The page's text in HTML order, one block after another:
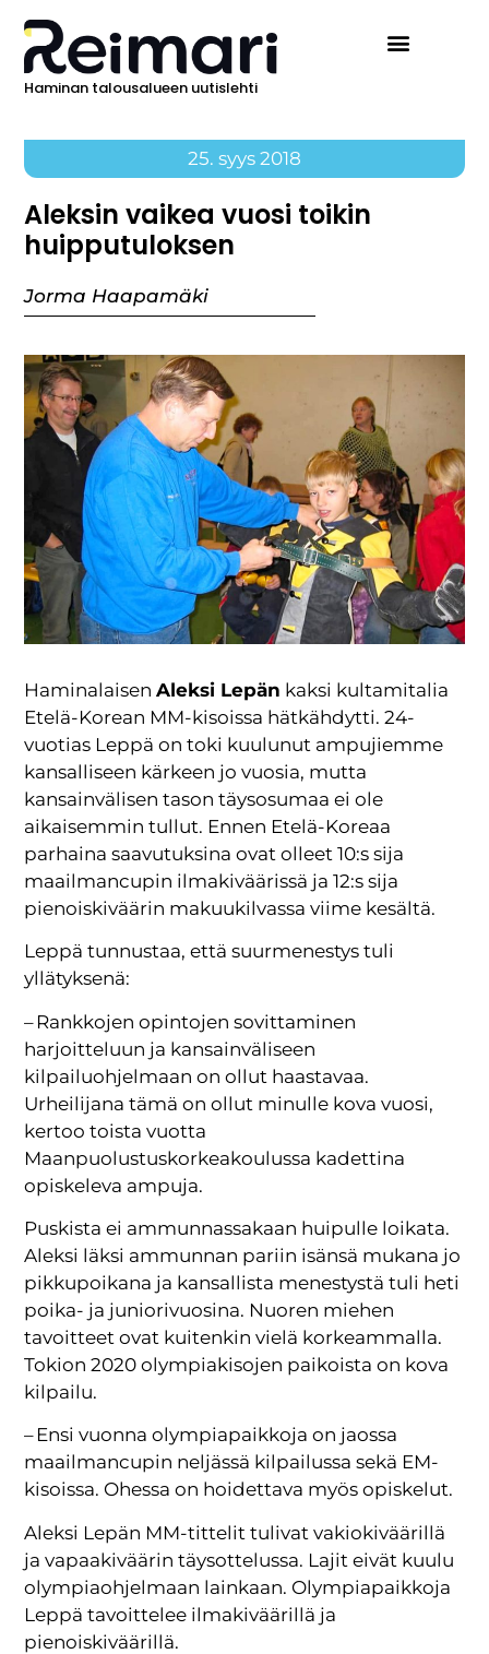
Haminan talousalueen uutislehti
25. syys 2018
Aleksin vaikea vuosi toikin
huipputuloksen
Jorma Haapamäki
HaminalaisenAleksi Lepän kaksi kultamitalia
Etelä-Korean MM-kisoissa hätkähdytti. 24-
vuotias Leppä on toki kuulunut ampujiemme
kansalliseen kärkeen jo vuosia, mutta
kansainvälisen tason täysosumaa ei ole
aikaisemmin tullut. Ennen Etelä-Koreaa
parhaina saavutuksina ovat olleet 10:s sija
maailmancupin ilmakiväärissä ja 12:s sija
pienoiskiväärin makuukilvassa viime kesältä.
Leppä tunnustaa, että suurmenestys tuli
yllätyksenä:
– Rankkojen opintojen sovittaminen
harjoitteluun ja kansainväliseen
kilpailuohjelmaan on ollut haastavaa.
Urheilijana tämä on ollut minulle kova vuosi,
kertoo toista vuotta
Maanpuolustuskorkeakoulussa kadettina
opiskeleva ampuja.
Puskista ei ammunnassakaan huipulle loikata.
Aleksi läksi ammunnan pariin isänsä mukana jo
pikkupoikana ja kansallista menestystä tuli heti
poika- ja juniorivuosina. Nuoren miehen
tavoitteet ovat kuitenkin vielä korkeammalla.
Tokion 2020 olympiakisojen paikoista on kova
kilpailu.
– Ensi vuonna olympiapaikkoja on jaossa
maailmancupin neljässä kilpailussa sekä EM-
kisoissa. Ohessa on hoidettava myös opiskelut.
Aleksi Lepän MM-tittelit tulivat vakiokiväärillä
ja vapaakiväärin täysottelussa. Lajit eivät kuulu
olympiaohjelmaan lainkaan. Olympiapaikkoja
Leppä tavoittelee ilmakiväärillä ja
pienoiskiväärillä.